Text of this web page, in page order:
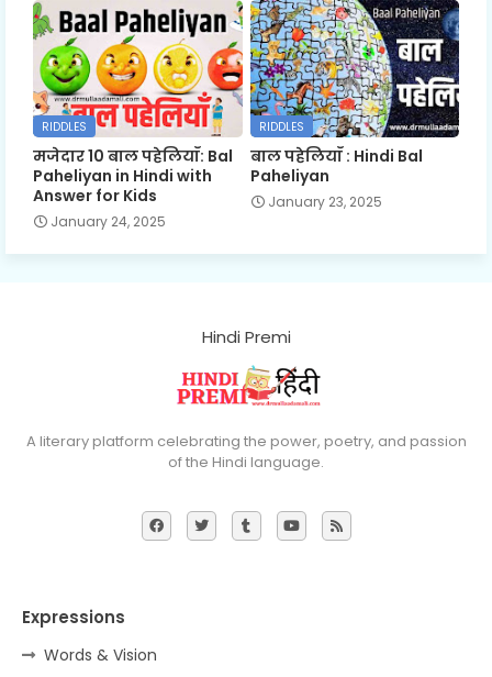
RIDDLES
मजेदार 10 बाल पहेलियाँ: Bal
Paheliyan in Hindi with
Answer for Kids
January 24, 2025
RIDDLES
बाल पहेलियाँ : Hindi Bal
Paheliyan
January 23, 2025
Hindi Premi
A literary platform celebrating the power, poetry, and passion
of the Hindi language.
Expressions
Words & Vision